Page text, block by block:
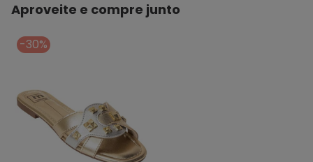
Aproveite e compre junto
-30%